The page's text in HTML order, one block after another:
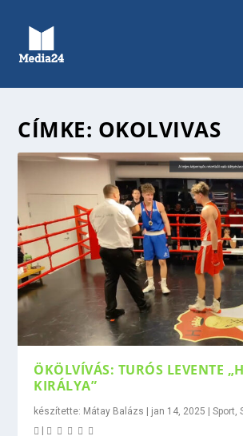
CÍMKE: OKOLVIVAS
ÖKÖLVÍVÁS: TURÓS LEVENTE
KIRÁLYA”
készítette: Mátay Balázs | jan 14, 2025 |Sport ,
|